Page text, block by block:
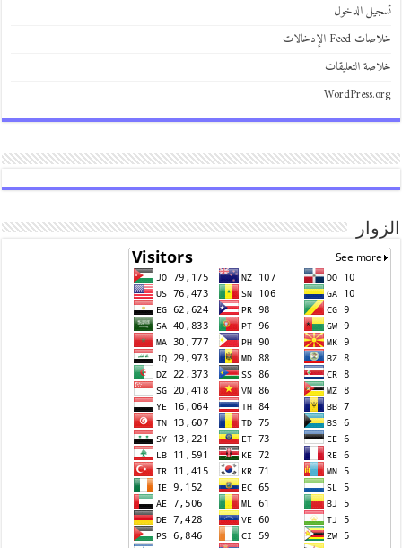
تسجيل الدخول
خلاصات Feed الإدخالات
خلاصة التعليقات
WordPress.org
الزوار